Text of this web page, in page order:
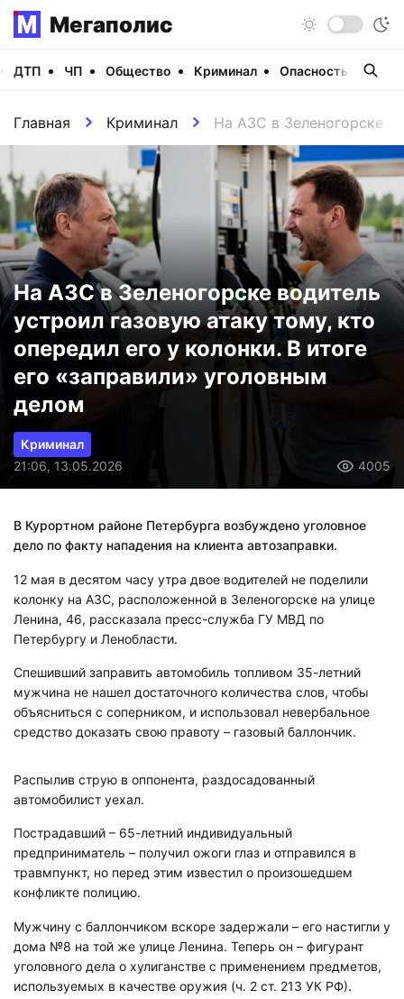
Мегаполис
ДТП ЧП Общество Криминал Опасность
Главная Криминал На АЗС в Зеленогорске
На АЗС в Зеленогорске водитель
устроил газовую атаку тому, кто
опередил его у колонки. В итоге
его «заправили» уголовным
делом
Криминал
21:06, 13.05.2026
4005
В Курортном районе Петербурга возбуждено уголовное
дело по факту нападения на клиента автозаправки.
12 мая в десятом часу утра двое водителей не поделили
колонку на АЗС, расположенной в Зеленогорске на улице
Ленина, 46, рассказала пресс-служба ГУ МВД по
Петербургу и Ленобласти.
Спешивший заправить автомобиль топливом 35-летний
мужчина не нашел достаточного количества слов, чтобы
объясниться с соперником, и использовал невербальное
средство доказать свою правоту – газовый баллончик.
Распылив струю в оппонента, раздосадованный
автомобилист уехал.
Пострадавший – 65-летний индивидуальный
предприниматель – получил ожоги глаз и отправился в
травмпункт, но перед этим известил о произошедшем
конфликте полицию.
Мужчину с баллончиком вскоре задержали – его настигли у
дома №8 на той же улице Ленина. Теперь он – фигурант
уголовного дела о хулиганстве с применением предметов,
используемых в качестве оружия (ч. 2 ст. 213 УК РФ).